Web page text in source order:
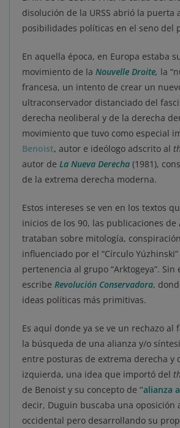
disolución de la URSS abrió la puerta
posibilidades políticas en el seno del
En aquella época, en Europa estaba
movimiento de la Nouvelle Droite, la
francesa, un intento de crear un
ultraconservador distanciado del
derecha neoliberal y de la derecha
movimiento que tuvo como especial
Benoist, autor e ideólogo adscrito al
autor de La Nueva Derecha (1981),
de la extrema derecha moderna.
Estos intereses se ven en los textos
inicios de los 90, las publicaciones de
trataban sobre mitología,
influenciado por el “Círculo
pertenencia al grupo “Arktogeya”. Sin
escribe Revolución Conservadora,
ideas políticas más primitivas.
Es aquí donde ya se ve un rechazo al
la búsqueda de una alianza y/o
entre posturas de extrema derecha y
izquierda, una idea que importó del
de Benoist y su concepto de “alianza
decir, Duguin buscaba una oposición
occidental pero desarrollando su